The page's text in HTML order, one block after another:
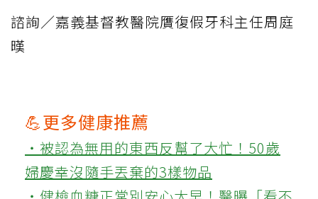
諮詢／嘉義基督教醫院贋復假牙科主任周庭
暵
💪更多健康推薦
‧被認為無用的東西反幫了大忙！50歲
婦慶幸沒隨手丟棄的3樣物品